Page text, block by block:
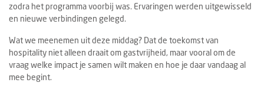
zodra het programma voorbij was. Ervaringen werden uitgewisseld
en nieuwe verbindingen gelegd.
Wat we meenemen uit deze middag? Dat de toekomst van
hospitality niet alleen draait om gastvrijheid, maar vooral om de
vraag welke impact je samen wilt maken en hoe je daar vandaag al
mee begint.